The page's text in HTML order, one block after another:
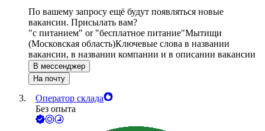
По вашему запросу ещё будут появляться новые
вакансии. Присылать вам?
"с питанием" or "бесплатное питание"Мытищи
(Московская область)Ключевые слова в названии
вакансии, в названии компании и в описании вакансии
В мессенджер
На почту
Оператор склада
Без опыта